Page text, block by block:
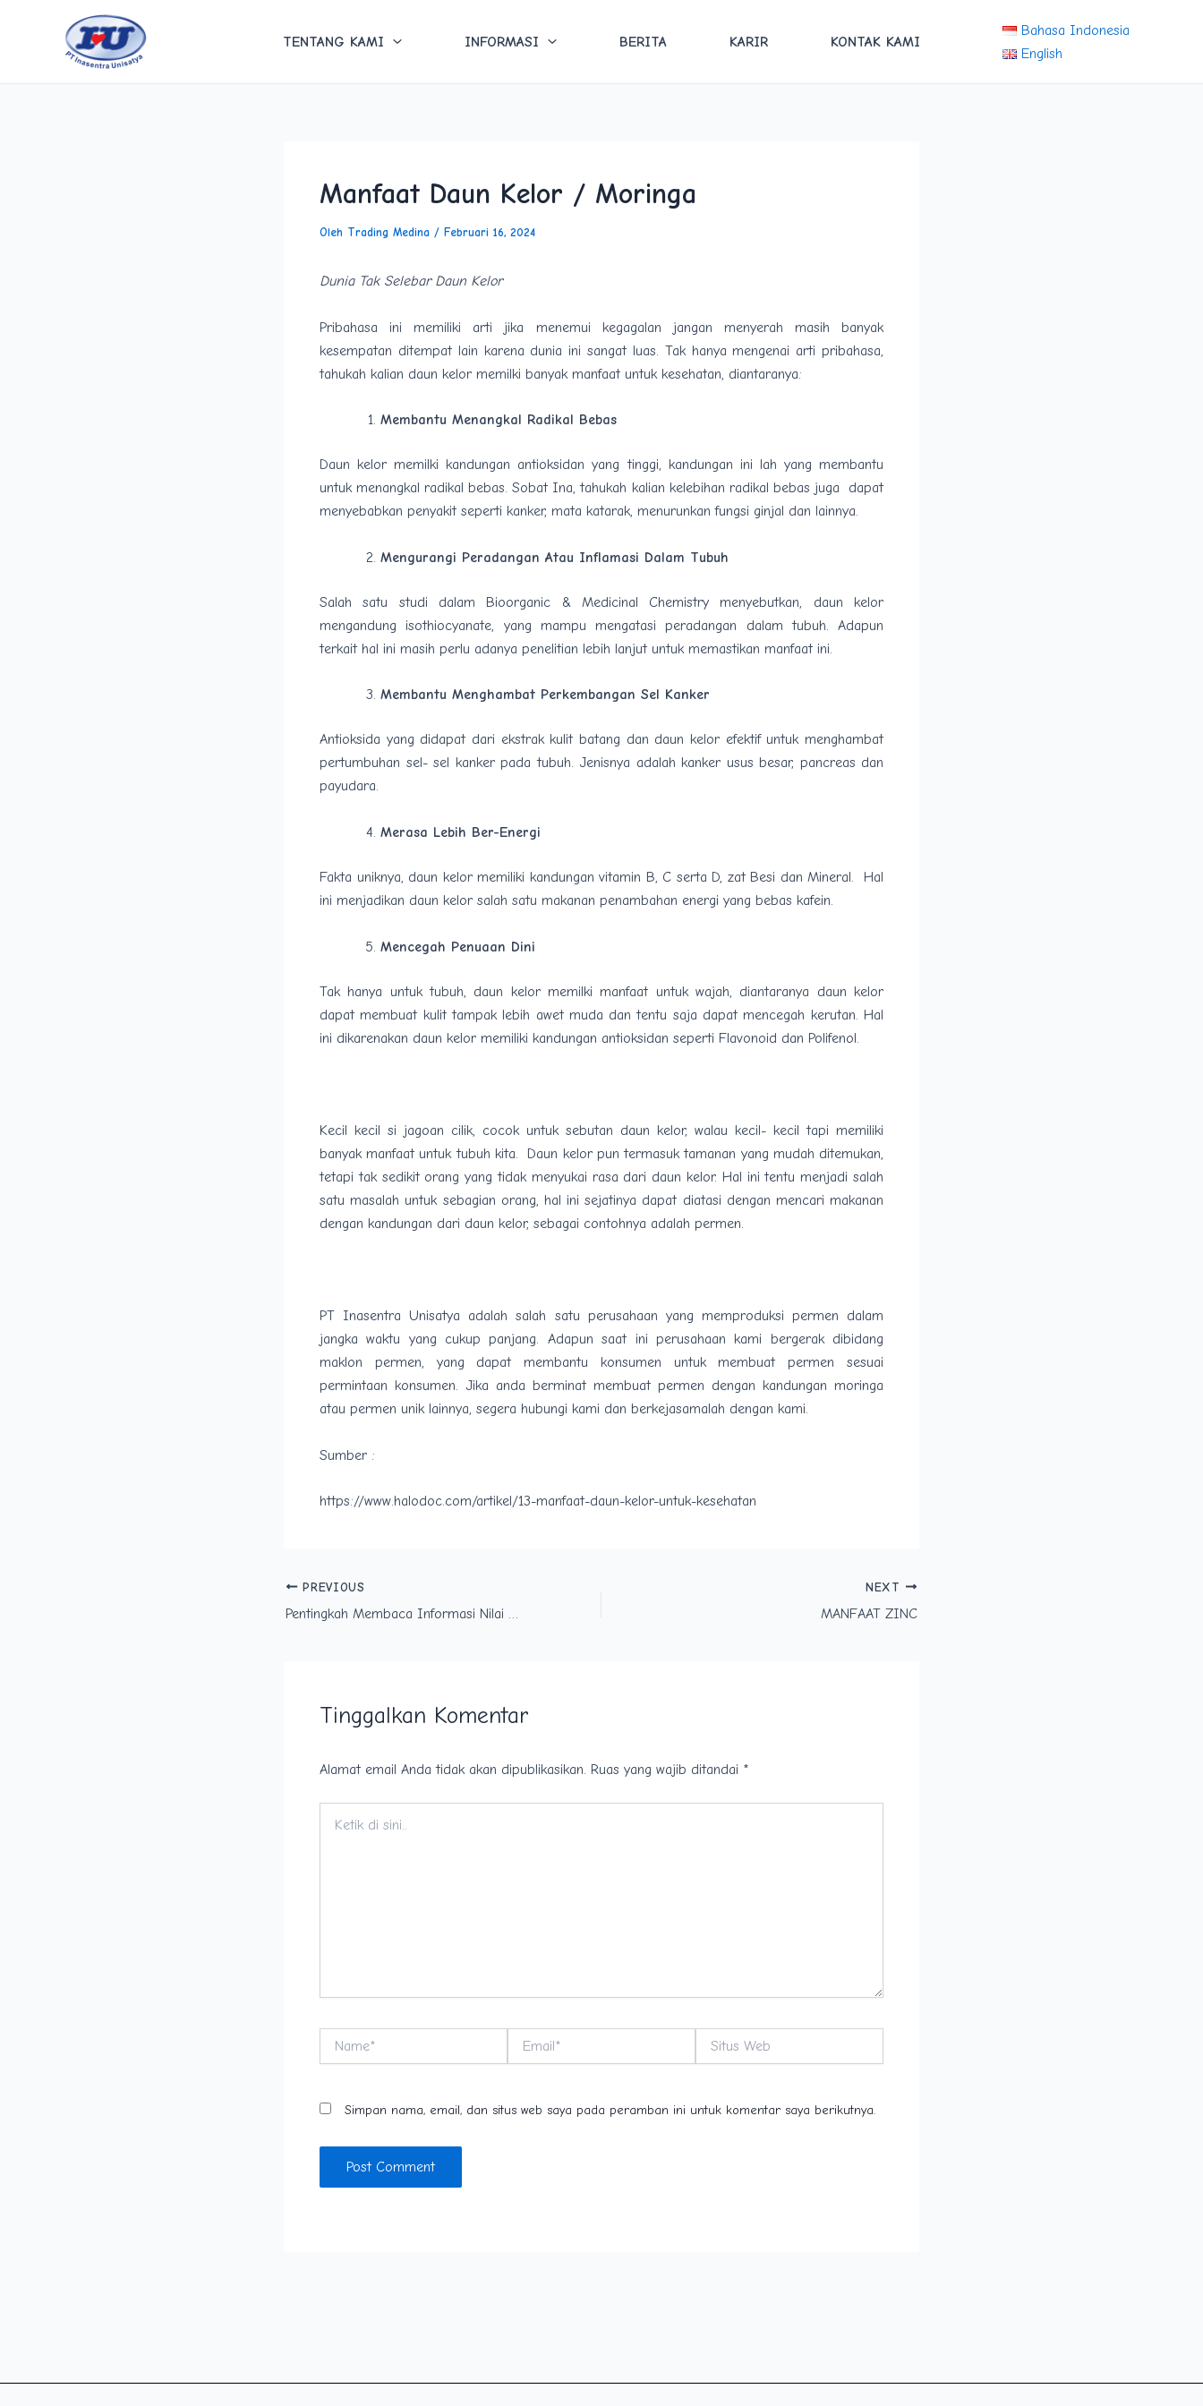
TENTANG KAMI INFORMASI BERITA KARIR KONTAK KAMI
Bahasa Indonesia
English
Manfaat Daun Kelor / Moringa
Oleh Trading Medina / Februari 16, 2024
Dunia Tak Selebar Daun Kelor
Pribahasa ini memiliki arti jika menemui kegagalan jangan menyerah masih banyak
kesempatan ditempat lain karena dunia ini sangat luas. Tak hanya mengenai arti pribahasa,
tahukah kalian daun kelor memilki banyak manfaat untuk kesehatan, diantaranya:
Membantu Menangkal Radikal Bebas
Daun kelor memilki kandungan antioksidan yang tinggi, kandungan ini lah yang membantu
untuk menangkal radikal bebas. Sobat Ina, tahukah kalian kelebihan radikal bebas juga dapat
menyebabkan penyakit seperti kanker, mata katarak, menurunkan fungsi ginjal dan lainnya.
Mengurangi Peradangan Atau Inflamasi Dalam Tubuh
Salah satu studi dalam Bioorganic & Medicinal Chemistry menyebutkan, daun kelor
mengandung isothiocyanate, yang mampu mengatasi peradangan dalam tubuh. Adapun
terkait hal ini masih perlu adanya penelitian lebih lanjut untuk memastikan manfaat ini.
Membantu Menghambat Perkembangan Sel Kanker
Antioksida yang didapat dari ekstrak kulit batang dan daun kelor efektif untuk menghambat
pertumbuhan sel- sel kanker pada tubuh. Jenisnya adalah kanker usus besar, pancreas dan
payudara.
Merasa Lebih Ber-Energi
Fakta uniknya, daun kelor memiliki kandungan vitamin B, C serta D, zat Besi dan Mineral. Hal
ini menjadikan daun kelor salah satu makanan penambahan energi yang bebas kafein.
Mencegah Penuaan Dini
Tak hanya untuk tubuh, daun kelor memilki manfaat untuk wajah, diantaranya daun kelor
dapat membuat kulit tampak lebih awet muda dan tentu saja dapat mencegah kerutan. Hal
ini dikarenakan daun kelor memiliki kandungan antioksidan seperti Flavonoid dan Polifenol.
Kecil kecil si jagoan cilik, cocok untuk sebutan daun kelor, walau kecil- kecil tapi memiliki
banyak manfaat untuk tubuh kita. Daun kelor pun termasuk tamanan yang mudah ditemukan,
tetapi tak sedikit orang yang tidak menyukai rasa dari daun kelor. Hal ini tentu menjadi salah
satu masalah untuk sebagian orang, hal ini sejatinya dapat diatasi dengan mencari makanan
dengan kandungan dari daun kelor, sebagai contohnya adalah permen.
PT Inasentra Unisatya adalah salah satu perusahaan yang memproduksi permen dalam
jangka waktu yang cukup panjang. Adapun saat ini perusahaan kami bergerak dibidang
maklon permen, yang dapat membantu konsumen untuk membuat permen sesuai
permintaan konsumen. Jika anda berminat membuat permen dengan kandungan moringa
atau permen unik lainnya, segera hubungi kami dan berkejasamalah dengan kami.
Sumber :
https://www.halodoc.com/artikel/13-manfaat-daun-kelor-untuk-kesehatan
navigation
PREVIOUS
Pentingkah Membaca Informasi Nilai Gizi Sebelum Membeli Produk ?
NEXT
MANFAAT ZINC
Tinggalkan Komentar
Alamat email Anda tidak akan dipublikasikan. Ruas yang wajib ditandai *
Web
Simpan nama, email, dan situs web saya pada peramban ini untuk komentar saya berikutnya.